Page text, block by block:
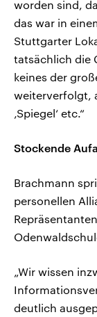
worden sind,
das war in
Stuttgarter
tatsächlich die
keines der
weiterverfolgt,
‚Spiegel‘ etc.“
Stockende
Brachmann
personellen
„Wir wissen
deutlich